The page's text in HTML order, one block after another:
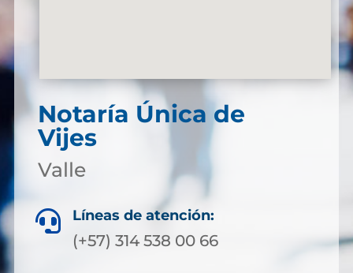
Notaría Única de
Vijes
Valle
 Líneas de atención:
(+57) 314 538 00 66